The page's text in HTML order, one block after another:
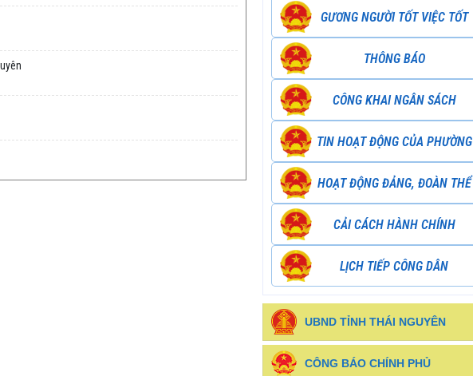
GƯƠNG NGƯỜI TỐT VIỆC TỐT
THÔNG BÁO
CÔNG KHAI NGÂN SÁCH
TIN HOẠT ĐỘNG CỦA PHƯỜNG
HOẠT ĐỘNG ĐẢNG, ĐOÀN THỂ
CẢI CÁCH HÀNH CHÍNH
LỊCH TIẾP CÔNG DÂN
UBND TỈNH THÁI NGUYÊN
CÔNG BÁO CHÍNH PHỦ